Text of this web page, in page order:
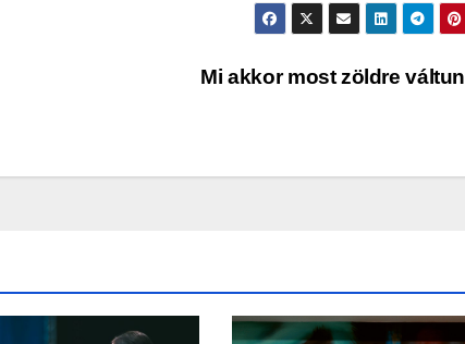
Mi akkor most zöldre